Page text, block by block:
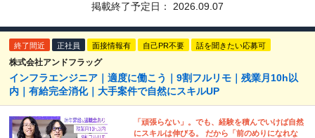
掲載終了予定日： 2026.09.07
終了間近 正社員 面接情報有 自己PR不要 話を聞きたい応募可
株式会社アンドフラッグ
インフラエンジニア｜適度に働こう｜9割フルリモ｜残業月10h以
内｜有給完全消化｜大手案件で自然にスキルUP
「頑張らない」。でも、経験を積んでいけば自然
にスキルは伸びる。 だから「前のめりになれな